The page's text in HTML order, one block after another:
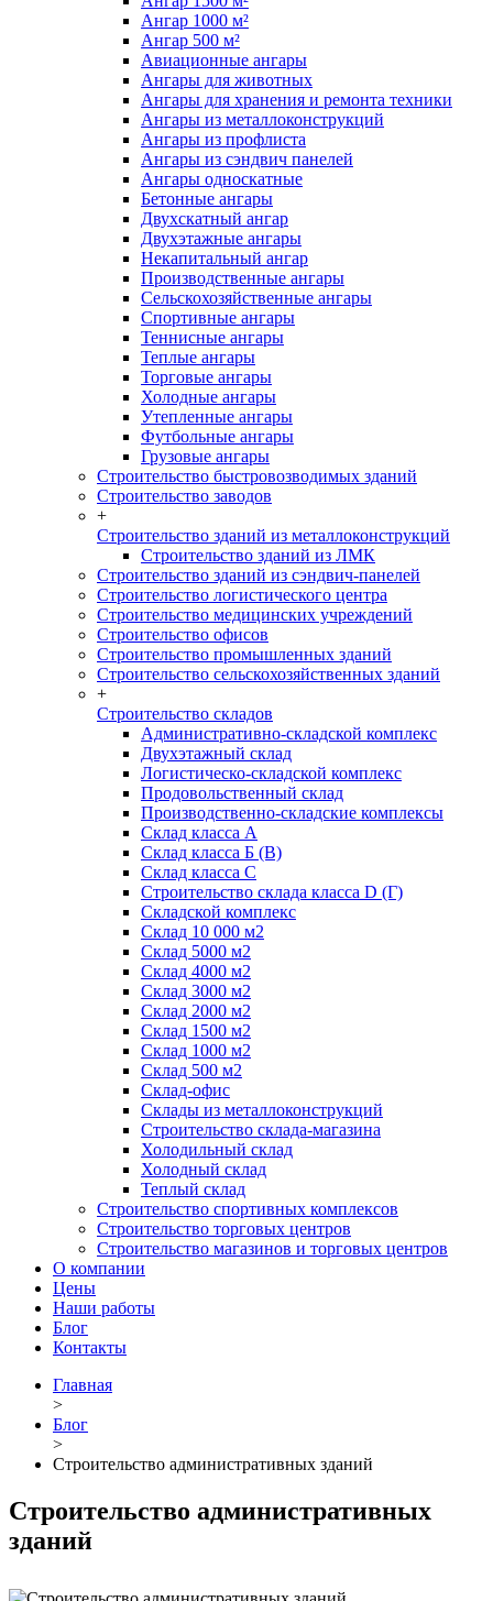
Ангар 1000 м²
Ангар 500 м²
Авиационные ангары
Ангары для животных
Ангары для хранения и ремонта техники
Ангары из металлоконструкций
Ангары из профлиста
Ангары из сэндвич панелей
Ангары односкатные
Бетонные ангары
Двухскатный ангар
Двухэтажные ангары
Некапитальный ангар
Производственные ангары
Сельскохозяйственные ангары
Спортивные ангары
Теннисные ангары
Теплые ангары
Торговые ангары
Холодные ангары
Утепленные ангары
Футбольные ангары
Грузовые ангары
Строительство быстровозводимых зданий
Строительство заводов
+
Строительство зданий из металлоконструкций
Строительство зданий из ЛМК
Строительство зданий из сэндвич-панелей
Строительство логистического центра
Строительство медицинских учреждений
Строительство офисов
Строительство промышленных зданий
Строительство сельскохозяйственных зданий
+
Строительство складов
Административно-складской комплекс
Двухэтажный склад
Логистическо-складской комплекс
Продовольственный склад
Производственно-складские комплексы
Склад класса А
Склад класса Б (B)
Склад класса С
Строительство склада класса D (Г)
Складской комплекс
Склад 10 000 м2
Склад 5000 м2
Склад 4000 м2
Склад 3000 м2
Склад 2000 м2
Склад 1500 м2
Склад 1000 м2
Склад 500 м2
Склад-офис
Склады из металлоконструкций
Строительство склада-магазина
Холодильный склад
Холодный склад
Теплый склад
Строительство спортивных комплексов
Строительство торговых центров
Строительство магазинов и торговых центров
О компании
Цены
Наши работы
Блог
Контакты
Главная
>
Блог
>
Строительство административных зданий
Строительство административных
зданий